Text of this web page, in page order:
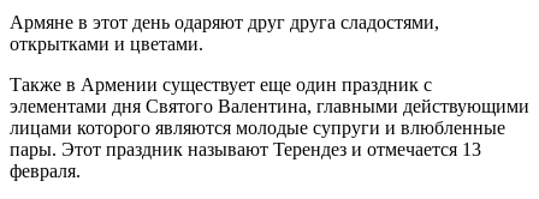
Армяне в этот день одаряют друг друга сладостями,
открытками и цветами.
Также в Армении существует еще один праздник с
элементами дня Святого Валентина, главными действующими
лицами которого являются молодые супруги и влюбленные
пары. Этот праздник называют Терендез и отмечается 13
февраля.